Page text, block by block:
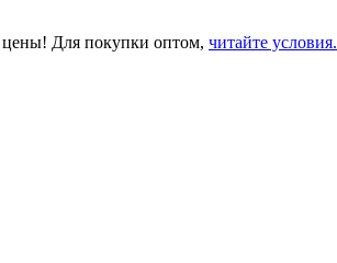
цены! Для покупки оптом, читайте условия.